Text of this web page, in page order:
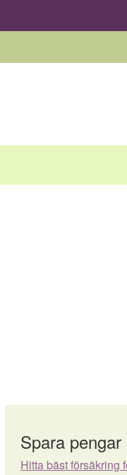
Spara
Hitta bäst försäkring